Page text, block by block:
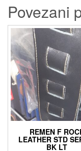
Povezani
REMEN F
LEATHER STD
BK LT